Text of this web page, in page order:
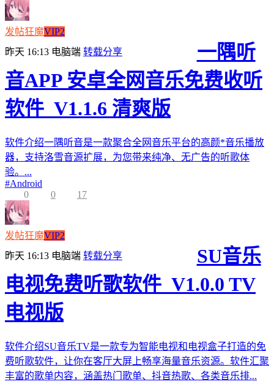
发帖狂魔VIP2
昨天 16:13 电脑端 转载分享
一隅听
音APP 安卓全网音乐免费收听
软件_V1.1.6 清爽版
软件介绍一隅听音是一款聚合全网音乐平台的高颜*音乐播放
器，支持洛雪音源扩展，为您带来纯净、无广告的听歌体
验。...
#Android
0
0 17
发帖狂魔VIP2
昨天 16:13 电脑端 转载分享
SU音乐
电视免费听歌软件_V1.0.0 TV
电视版
软件介绍SU音乐TV是一款专为智能电视和电视盒子打造的免
费听歌软件，让你在客厅大屏上畅享海量音乐资源。软件汇聚
丰富的歌单内容，涵盖热门歌单、抖音热歌、各类音乐排...